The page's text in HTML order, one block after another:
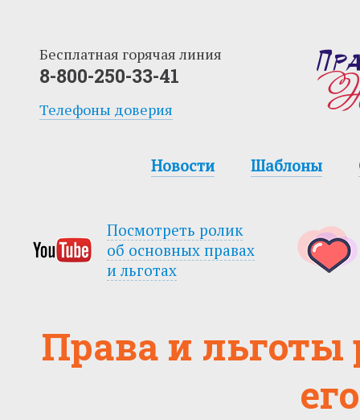
Бесплатная горячая линия
8-800-250-33-41
Телефоны доверия
Новости Шаблоны
Посмотреть ролик
об основных правах
и льготах
Права и льготы